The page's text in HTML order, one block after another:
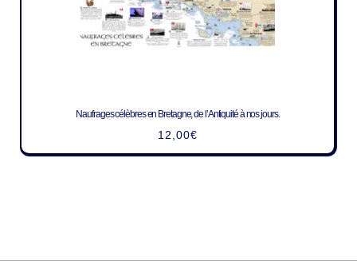
Naufrages célèbres en Bretagne, de l’Antiquité à nos jours.
12,00€